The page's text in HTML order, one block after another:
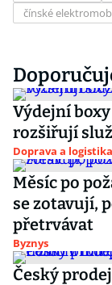
čínské
Výdejní
rozšiřují
Doprava a logistika
Měsíc po
se zotavují,
přetrvávat
Byznys
Český